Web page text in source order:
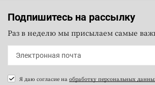
Подпишитесь на рассылку
Раз в неделю мы присылаем самые
Я даю согласие на обработку персональных